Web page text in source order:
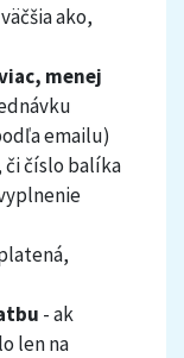
ako,
menej
emailu)
či číslo balíka
- ak
len na